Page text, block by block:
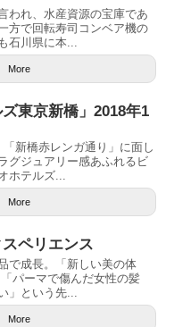
われ、水産資源の宝庫であ
方で回転寿司コンベア機の
石川県に本...
More
ズ東京新橋」2018年1
新橋赤レンガ通り」に面し
グジュアリー感あふれるビ
ホテルズ...
More
ペリエンス
で成長。「新しい美の体
パーマで傷んだ女性の髪
」という先...
More